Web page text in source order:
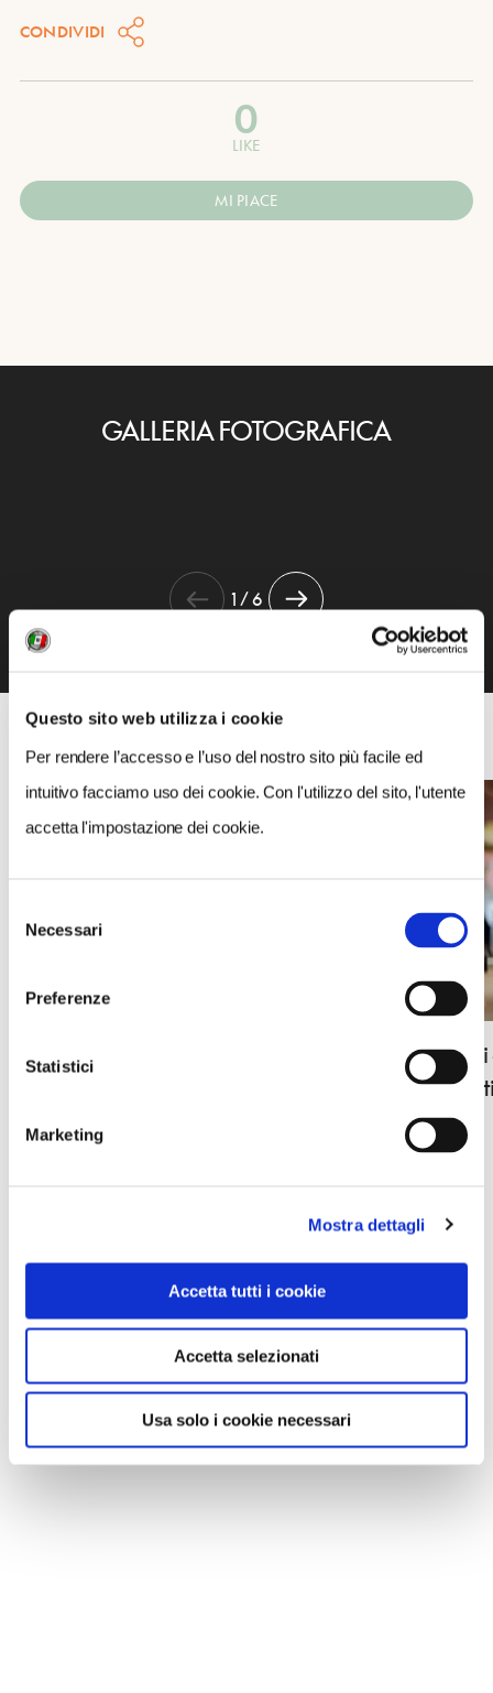
Questo sito web utilizza i cookie
Per rendere l’accesso e l’uso del nostro sito più facile ed
intuitivo facciamo uso dei cookie. Con l'utilizzo del sito, l'utente
accetta l'impostazione dei cookie.
delNecessari
Preferenze
Statistici
Marketing
Mostra dettagli
Accetta tutti i cookie
Accetta selezionati
Usa solo i cookie necessari
CONDIVIDI
0
LIKE
MI PIACE
GALLERIA FOTOGRAFICA
1 / 6
NEWS
Cinque borghi Bandiere Arancioni dove
Corso
alla